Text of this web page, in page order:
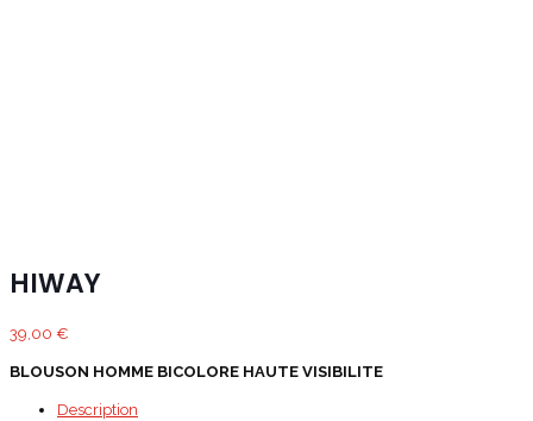
HIWAY
39,00 €
BLOUSON HOMME BICOLORE HAUTE VISIBILITE
Description